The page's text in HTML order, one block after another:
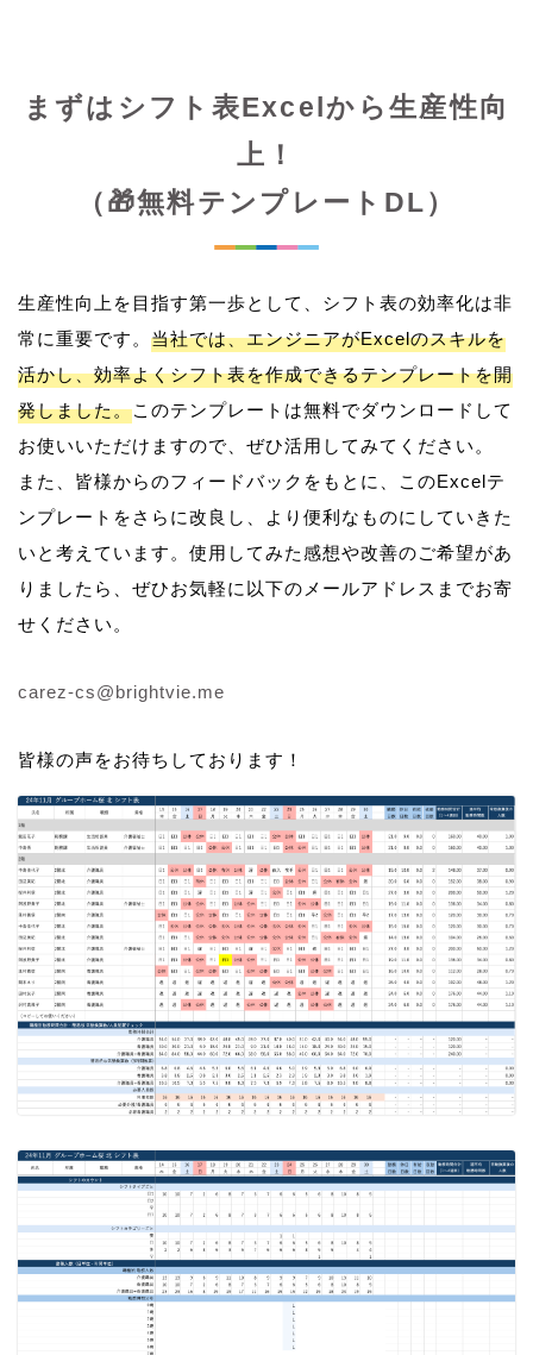
まずはシフト表Excelから生産性向
上！
（🎁無料テンプレートDL）
生産性向上を目指す第一歩として、シフト表の効率化は非
常に重要です。 当社では、エンジニアがExcelのスキルを
活かし、効率よくシフト表を作成できるテンプレートを開
発しました。このテンプレートは無料でダウンロードして
お使いいただけますので、ぜひ活用してみてください。
また、皆様からのフィードバックをもとに、このExcelテ
ンプレートをさらに改良し、より便利なものにしていきた
いと考えています。使用してみた感想や改善のご希望があ
りましたら、ぜひお気軽に以下のメールアドレスまでお寄
せください。
carez-cs@brightvie.me
皆様の声をお待ちしております！